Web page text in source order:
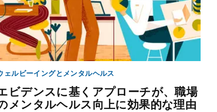
ェルビーイングとメンタルヘルス
ビデンスに基くアプローチが、職場
メンタルヘルス向上に効果的な理由